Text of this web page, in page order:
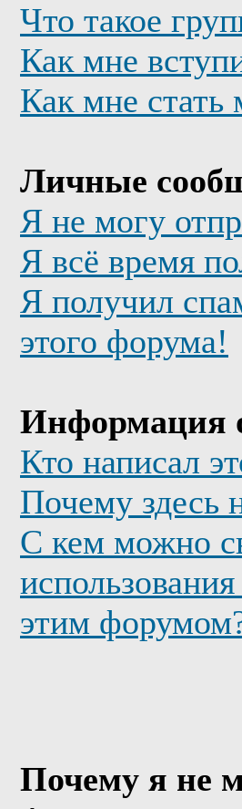
Что такое
Как мне
Как мне стать
Личные
Я не могу
Я всё время
Я получил
этого форума!
Информация
Кто написал
Почему здесь
С кем можно
этим
Почему я не